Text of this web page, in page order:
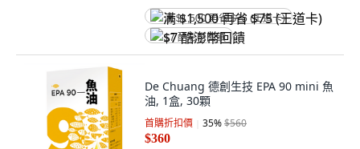
满 $1,500 再省 $75 (王道卡)
$7 酷澎幣回饋
De Chuang 德創生技 EPA 90 mini 魚
油, 1盒, 30顆
首購折扣價 35%$560
$360